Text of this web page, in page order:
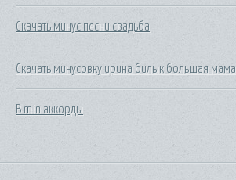
Скачать минус песни свадьба
Скачать минусовку ирина билык большая мама
B min аккорды